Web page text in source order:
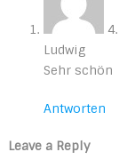
Ludwig
Sehr schön
Antworten
Leave a Reply